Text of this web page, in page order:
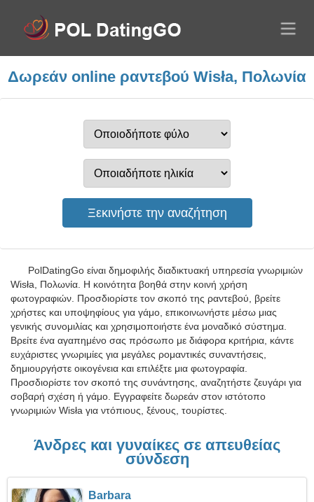
Δωρεάν online ραντεβού Wisła, Πολωνία
PolDatingGo είναι δημοφιλής διαδικτυακή υπηρεσία γνωριμιών
Wisła, Πολωνία. Η κοινότητα βοηθά στην κοινή χρήση
φωτογραφιών. Προσδιορίστε τον σκοπό της ραντεβού, βρείτε
χρήστες και υποψηφίους για γάμο, επικοινωνήστε μέσω μιας
γενικής συνομιλίας και χρησιμοποιήστε ένα μοναδικό σύστημα.
Βρείτε ένα αγαπημένο σας πρόσωπο με διάφορα κριτήρια, κάντε
ευχάριστες γνωριμίες για μεγάλες ρομαντικές συναντήσεις,
δημιουργήστε οικογένεια και επιλέξτε μια φωτογραφία.
Προσδιορίστε τον σκοπό της συνάντησης, αναζητήστε ζευγάρι για
σοβαρή σχέση ή γάμο. Εγγραφείτε δωρεάν στον ιστότοπο
γνωριμιών Wisła για ντόπιους, ξένους, τουρίστες.
Άνδρες και γυναίκες σε απευθείας
σύνδεση
Barbara